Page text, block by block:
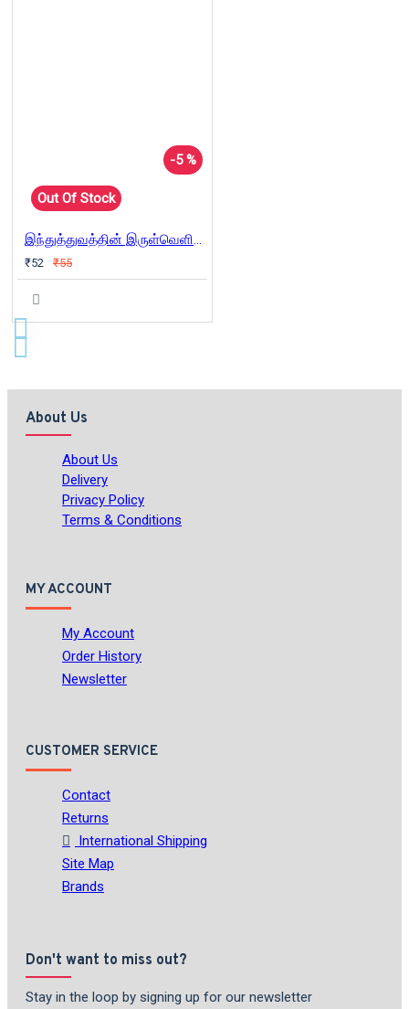
-5 %
Out Of Stock
இந்துத்துவத்தின் இருள்வெளிகள்
₹52 ₹55
About Us
About Us
Delivery
Privacy Policy
Terms & Conditions
MY ACCOUNT
My Account
Order History
Newsletter
CUSTOMER SERVICE
Contact
Returns
International Shipping
Site Map
Brands
Don't want to miss out?
Stay in the loop by signing up for our newsletter